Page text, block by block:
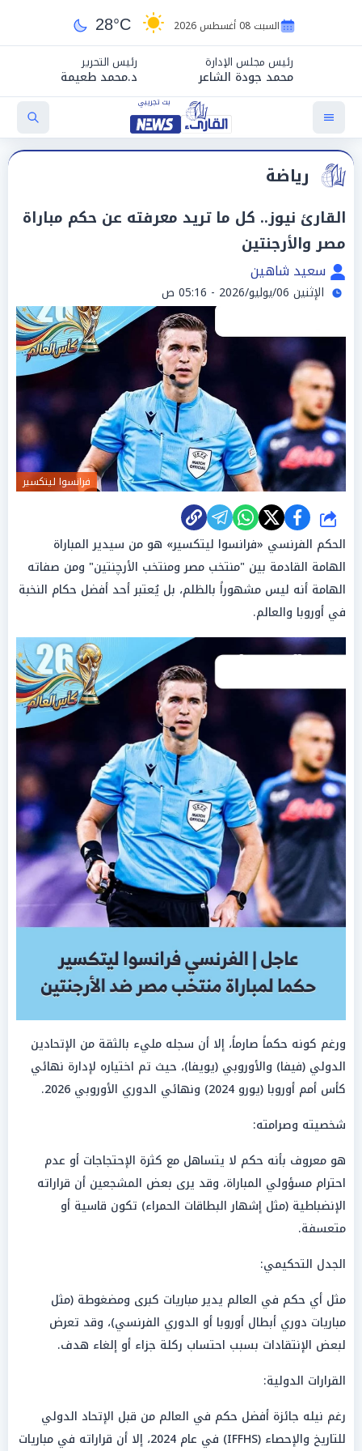
السبت 08 أغسطس 2026 28°C
رئيس مجلس الإدارة
محمد جودة الشاعر
رئيس التحرير
د.محمد طعيمة
رياضة
القارئ نيوز.. كل ما تريد معرفته عن حكم مباراة
مصر والأرجنتين
سعيد شاهين
الإثنين 06/يوليو/2026 - 05:16 ص
فرانسوا ليتكسير
شارك
الحكم الفرنسي «فرانسوا ليتكسير» هو من سيدير المباراة
الهامة القادمة بين "منتخب مصر ومنتخب الأرچنتين" ومن صفاته
الهامة أنه ليس مشهوراً بالظلم، بل يُعتبر أحد أفضل حكام النخبة
في أوروبا والعالم.
ورغم كونه حكماً صارماً، إلا أن سجله مليء بالثقة من الإتحادين
الدولي (فيفا) والأوروبي (يويفا)، حيث تم اختياره لإدارة نهائي
كأس أمم أوروبا (يورو 2024) ونهائي الدوري الأوروبي 2026.
شخصيته وصرامته:
هو معروف بأنه حكم لا يتساهل مع كثرة الإحتجاجات أو عدم
احترام مسؤولي المباراة، وقد يرى بعض المشجعين أن قراراته
الإنضباطية (مثل إشهار البطاقات الحمراء) تكون قاسية أو
متعسفة.
الجدل التحكيمي:
مثل أي حكم في العالم يدير مباريات كبرى ومضغوطة (مثل
مباريات دوري أبطال أوروبا أو الدوري الفرنسي)، وقد تعرض
لبعض الإنتقادات بسبب احتساب ركلة جزاء أو إلغاء هدف.
القرارات الدولية:
رغم نيله جائزة أفضل حكم في العالم من قبل الإتحاد الدولي
للتاريخ والإحصاء (IFFHS) في عام 2024، إلا أن قراراته في مباريات